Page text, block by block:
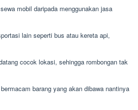
mobil daripada menggunakan jasa
lain seperti bus atau kereta api,
cocok lokasi, sehingga rombongan tak
barang yang akan dibawa nantinya